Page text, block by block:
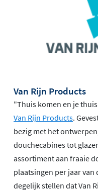
Van Rijn Products
"Thuis komen en je
Van Rijn Products.
bezig met het
douchecabines tot
assortiment aan fraaie
plaatsingen per jaar van
degelijk stellen dat Van